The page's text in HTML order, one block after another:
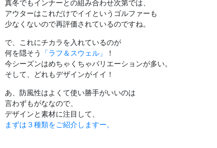
真冬でもインナーとの組み合わせ次第では、
アウターはこれだけでイイというゴルファーも
少なくないので再評価されているのですね。
で、これにチカラを入れているのが
何を隠そう
「ラフ＆スウェル」
！
今シーズンはめちゃくちゃバリエーションが多い。
そして、どれもデザインがイイ！
あ、防風性はよくて使い勝手がいいのは
言わずもがななので、
デザインと素材に注目して、
まずは３種類をご紹介しますー。